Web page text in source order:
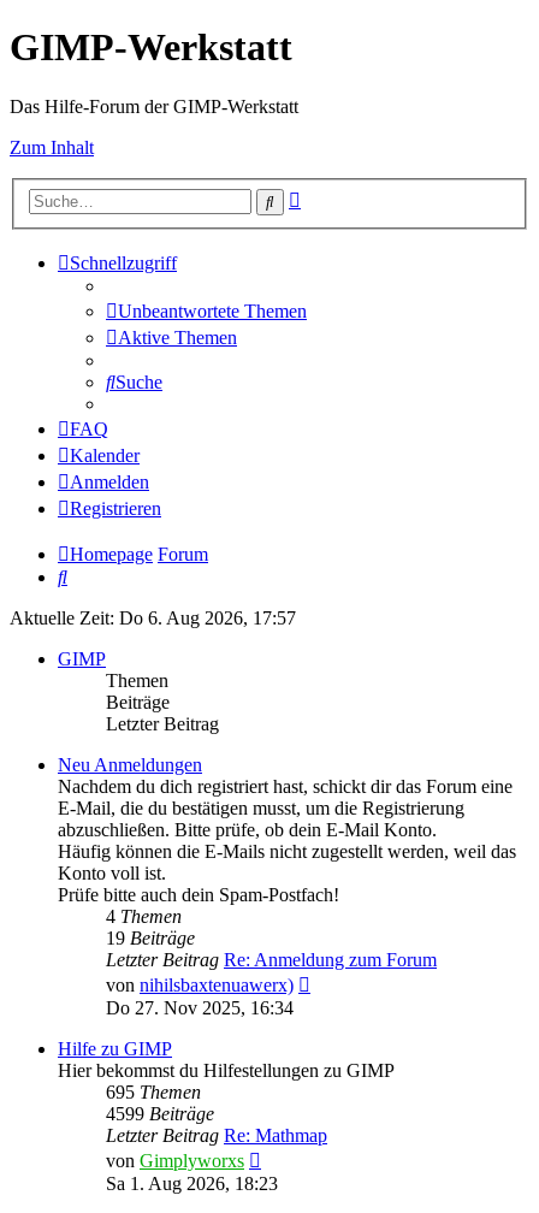
GIMP-Werkstatt
Das Hilfe-Forum der GIMP-Werkstatt
Zum Inhalt
Suche
Schnellzugriff
Unbeantwortete Themen
Aktive Themen
Suche
FAQ
Kalender
Anmelden
Registrieren
Homepage Forum
Suche
Aktuelle Zeit: Do 6. Aug 2026, 17:57
GIMP
Themen
Beiträge
Letzter Beitrag
Neu Anmeldungen
Nachdem du dich registriert hast, schickt dir das Forum eine
E-Mail, die du bestätigen musst, um die Registrierung
abzuschließen. Bitte prüfe, ob dein E-Mail Konto.
Häufig können die E-Mails nicht zugestellt werden, weil das
Konto voll ist.
Prüfe bitte auch dein Spam-Postfach!
4 Themen
19 Beiträge
Letzter Beitrag Re: Anmeldung zum Forum
von nihilsbaxtenuawerx)
Do 27. Nov 2025, 16:34
Hilfe zu GIMP
Hier bekommst du Hilfestellungen zu GIMP
695 Themen
4599 Beiträge
Letzter Beitrag Re: Mathmap
von Gimplyworxs
Beitrag
Sa 1. Aug 2026, 18:23